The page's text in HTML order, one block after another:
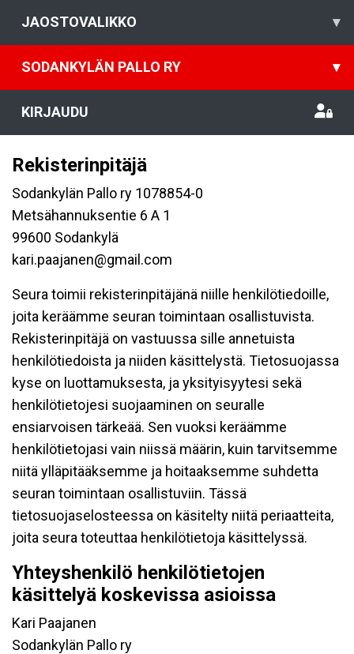
JAOSTOVALIKKO ▾
SODANKYLÄN PALLO RY ▾
KIRJAUDU
Rekisterinpitäjä
Sodankylän Pallo ry 1078854-0
Metsähannuksentie 6 A 1
99600 Sodankylä
kari.paajanen@gmail.com
Seura toimii rekisterinpitäjänä niille henkilötiedoille,
joita keräämme seuran toimintaan osallistuvista.
Rekisterinpitäjä on vastuussa sille annetuista
henkilötiedoista ja niiden käsittelystä. Tietosuojassa
kyse on luottamuksesta, ja yksityisyytesi sekä
henkilötietojesi suojaaminen on seuralle
ensiarvoisen tärkeää. Sen vuoksi keräämme
henkilötietojasi vain niissä määrin, kuin tarvitsemme
niitä ylläpitääksemme ja hoitaaksemme suhdetta
seuran toimintaan osallistuviin. Tässä
tietosuojaselosteessa on käsitelty niitä periaatteita,
joita seura toteuttaa henkilötietoja käsittelyssä.
Yhteyshenkilö henkilötietojen
käsittelyä koskevissa asioissa
Kari Paajanen
Sodankylän Pallo ry